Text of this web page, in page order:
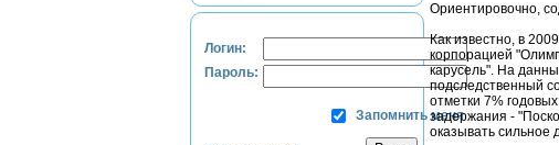
Логин:
Пароль:
Запомнить меня
Ориентировочно,
Как известно, в
корпорацией
карусель". На
подследственный
отметки 7%
задержания -
оказывать сильное